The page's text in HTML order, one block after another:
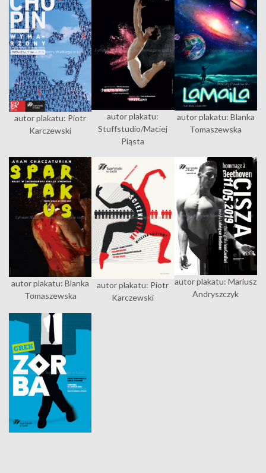
autor plakatu: Piotr
Karczewski
autor plakatu:
Stuffstudio/Maciej
Piąsta
autor plakatu: Blanka
Tomaszewska
autor plakatu: Blanka
Tomaszewska
autor plakatu: Piotr
Karczewski
autor plakatu: Mariusz
Andryszczyk